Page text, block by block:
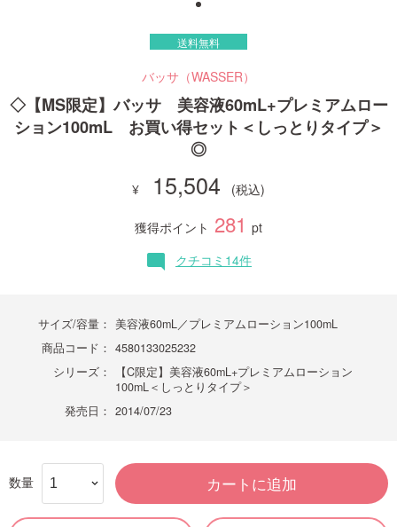
送料無料
バッサ（WASSER）
◇【MS限定】バッサ 美容液60mL+プレミアムロー
ション100mL お買い得セット＜しっとりタイプ＞
◎
15,504
獲得ポイント 281 pt
mode_comment クチコミ14件
サイズ/容量：
美容液60mL／プレミアムローション100mL
商品コード： 4580133025232
シリーズ：
【C限定】美容液60mL+プレミアムローション
100mL＜しっとりタイプ＞
発売日： 2014/07/23
数量 カートに追加